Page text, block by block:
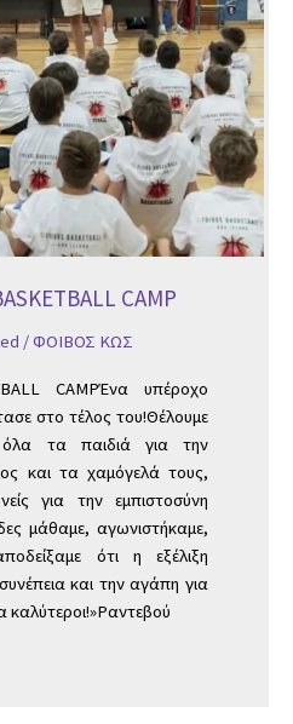
CAMP
/ΦΟΙΒΟΣ ΚΩΣ
CAMPΈνα υπέροχο
στο τέλος του!Θέλουμε
όλα τα παιδιά για την
και τα χαμόγελά τους,
για την εμπιστοσύνη
μάθαμε, αγωνιστήκαμε,
ότι η εξέλιξη
και την αγάπη για
καλύτεροι!»Ραντεβού